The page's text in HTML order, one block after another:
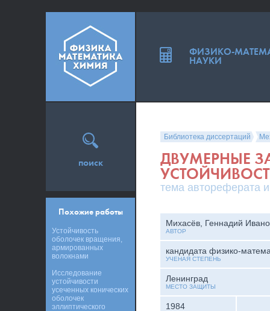
Библиотека диссертаций
ДВУМЕРНЫЕ
тема автореферата
Михасёв, Геннадий
АВТОР
кандидата физико-
УЧЕНАЯ СТЕПЕНЬ
Ленинград
МЕСТО ЗАЩИТЫ
1984
поиск
Похожие работы
Устойчивость
оболочек вращения,
армированных
волокнами
Исследование
устойчивости
усеченных конических
оболочек
эллиптического
ФИЗИКО-
НАУКИ